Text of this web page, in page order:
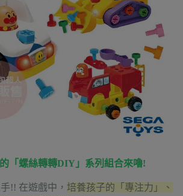
「螺絲轉轉DIY」系列組合來嚕!
!! 在遊戲中， 培養孩子的「專注力」、